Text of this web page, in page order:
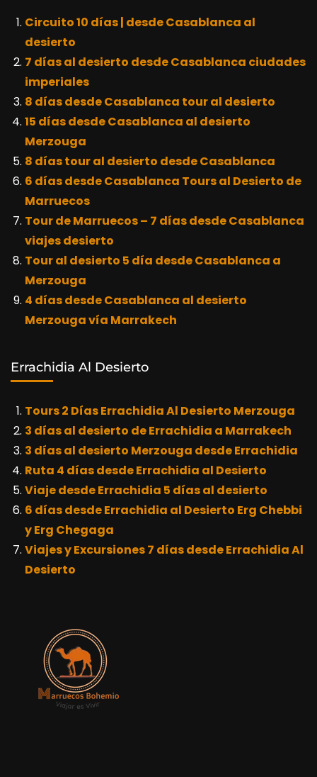
Circuito 10 días | desde Casablanca al
desierto
7 días al desierto desde Casablanca ciudades
imperiales
8 días desde Casablanca tour al desierto
15 días desde Casablanca al desierto
Merzouga
8 días tour al desierto desde Casablanca
6 días desde Casablanca Tours al Desierto de
Marruecos
Tour de Marruecos – 7 días desde Casablanca
viajes desierto
Tour al desierto 5 día desde Casablanca a
Merzouga
4 días desde Casablanca al desierto
Merzouga vía Marrakech
Errachidia Al Desierto
Tours 2 Días Errachidia Al Desierto Merzouga
3 días al desierto de Errachidia a Marrakech
3 días al desierto Merzouga desde Errachidia
Ruta 4 días desde Errachidia al Desierto
Viaje desde Errachidia 5 días al desierto
6 días desde Errachidia al Desierto Erg Chebbi
y Erg Chegaga
Viajes y Excursiones 7 días desde Errachidia Al
Desierto